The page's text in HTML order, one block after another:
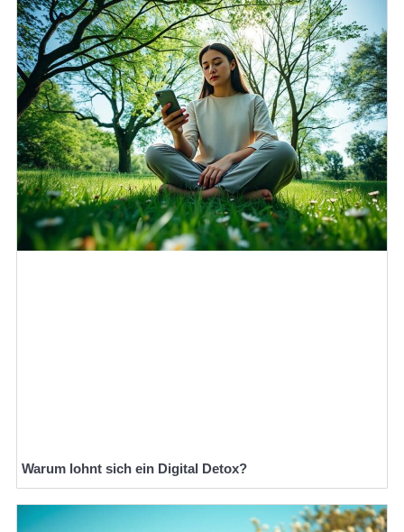
Warum lohnt sich ein Digital Detox?